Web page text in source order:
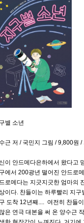
별 소년
근 저 / 국민지 그림 / 9,800원 /
이 안드메다은하에서 왔다고
에서 200광년 떨어진 안드로
로메다는 지긋지긋한 엄마의
이다. 찬들이는 하루빨리 지
도착 12년째.... 여전히 찬들
은 연극 대본을 써 온 양수근